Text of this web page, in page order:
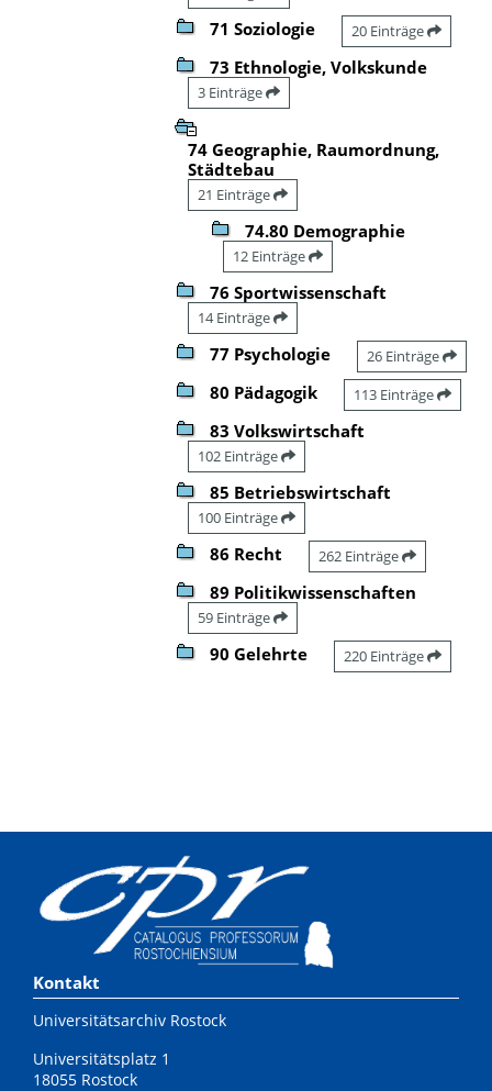
71 Soziologie 20 Einträge
73 Ethnologie, Volkskunde
3 Einträge
74 Geographie, Raumordnung,
Städtebau
21 Einträge
74.80 Demographie
12 Einträge
76 Sportwissenschaft
14 Einträge
77 Psychologie 26 Einträge
80 Pädagogik 113 Einträge
83 Volkswirtschaft
102 Einträge
85 Betriebswirtschaft
100 Einträge
86 Recht 262 Einträge
89 Politikwissenschaften
59 Einträge
90 Gelehrte 220 Einträge
Kontakt
Universitätsarchiv Rostock
Universitätsplatz 1
18055 Rostock